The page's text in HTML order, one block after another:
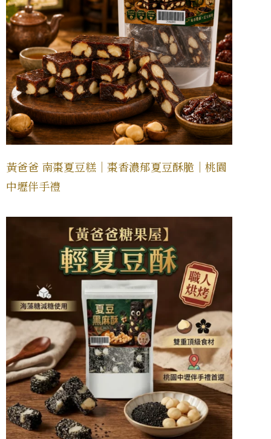
黃爸爸 南棗夏豆糕｜棗香濃郁夏豆酥脆｜桃園
中壢伴手禮